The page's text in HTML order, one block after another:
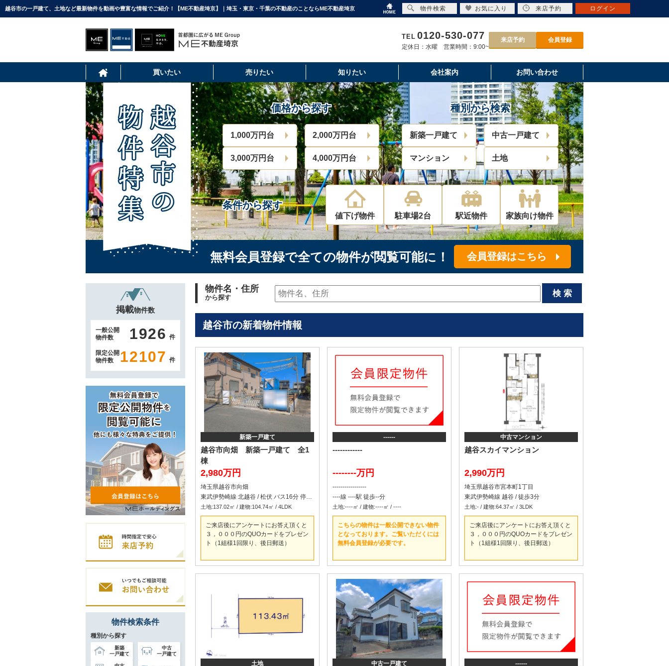
越谷市の一戸建て、土地など最新物件を動画や豊富な情報でご紹介！【ME不動産埼京】｜埼玉・東京・千葉の不動産のことならME不動産埼京
TEL 0120-530-077
定休日：水曜 営業時間：9:00~
来店予約 会員登録
買いたい 売りたい 知りたい 会社案内 お問い合わせ
価格から探す
1,000万円台 2,000万円台
3,000万円台 4,000万円台
種別から検索
新築一戸建て 中古一戸建て
マンション 土地
条件から探す
値下げ物件 駐車場2台 駅近物件 家族向け物件
無料会員登録で全ての物件が閲覧可能に！ 会員登録はこちら
物件名・住所
から探す
越谷市の新着物件情報
越谷市向畑 新築一戸建て 全1
棟
新築一戸建て
2,980万円
埼玉県越谷市向畑
東武伊勢崎線 北越谷 / 松伏 バス16分 停歩13分
土地:137.02㎡ / 建物:104.74㎡ / 4LDK
ご来店後にアンケートにお答え頂くと
３，０００円のQUOカードをプレゼン
ト（1組様1回限り、後日郵送）
------------
------
--------万円
-----------------
----線 ----駅 徒歩--分
土地:----㎡ / 建物:----㎡ / ----
こちらの物件は一般公開できない物件
となっております。ご覧いただくには
無料会員登録が必要です。
越谷スカイマンション
中古マンション
2,990万円
埼玉県越谷市宮本町1丁目
東武伊勢崎線 越谷 / 徒歩3分
土地:- / 建物:64.37㎡ / 3LDK
ご来店後にアンケートにお答え頂くと
３，０００円のQUOカードをプレゼン
ト（1組様1回限り、後日郵送）
土地 中古一戸建て ------
掲載物件数
一般公開
物件数
1926 件
限定公開
物件数
12107 件
物件検索条件
種別から探す
新築
一戸建て
中古
一戸建て
物件検索 お気に入り 来店予約 ログイン